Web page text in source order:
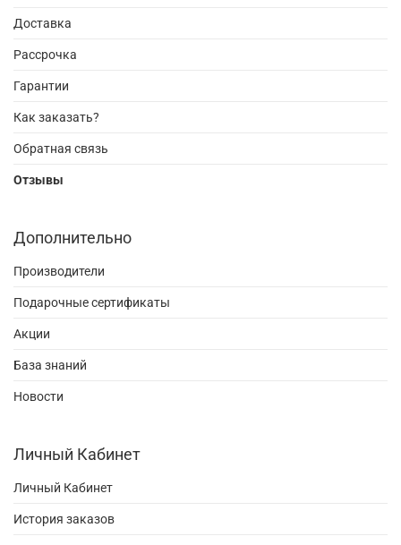
Доставка
Рассрочка
Гарантии
Как заказать?
Обратная связь
Отзывы
Дополнительно
Производители
Подарочные сертификаты
Акции
База знаний
Новости
Личный Кабинет
Личный Кабинет
История заказов